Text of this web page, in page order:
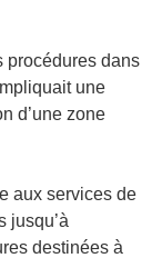
procédures dans
une
d’une zone
aux services de
jusqu’à
destinées à